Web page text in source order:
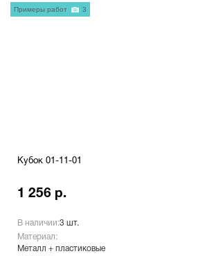
Кубок 01-11-01
1 256 р.
В наличии:3 шт.
Материал:
Металл + пластиковые
Примеры работ 3